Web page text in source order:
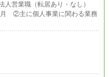
営業職（転居あり・なし）
月 ②主に個人事業に関わる業務